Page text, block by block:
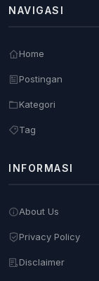
NAVIGASI
Home
Postingan
Kategori
Tag
INFORMASI
About Us
Privacy Policy
Disclaimer